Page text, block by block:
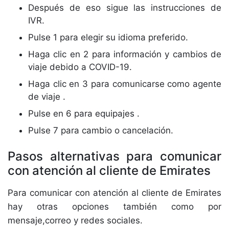
Después de eso sigue las instrucciones de
IVR.
Pulse 1 para elegir su idioma preferido.
Haga clic en 2 para información y cambios de
viaje debido a COVID-19.
Haga clic en 3 para comunicarse como agente
de viaje .
Pulse en 6 para equipajes .
Pulse 7 para cambio o cancelación.
Pasos alternativas para comunicar
con atención al cliente de Emirates
Para comunicar con atención al cliente de Emirates
hay otras opciones también como por
mensaje,correo y redes sociales.